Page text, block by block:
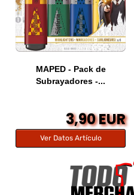
MAPED - Pack de
Subrayadores -...
3,90 EUR
Ver Datos Artículo